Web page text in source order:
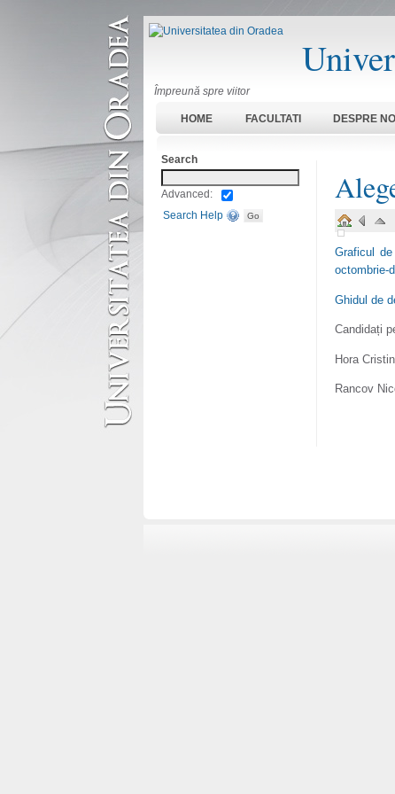
Împreună spre viitor
HOME FACULTATI DESPRE NOI
Graficul
octombrie-
Ghidul de
Candidați
Hora
Rancov
Search
Advanced:
Search Help